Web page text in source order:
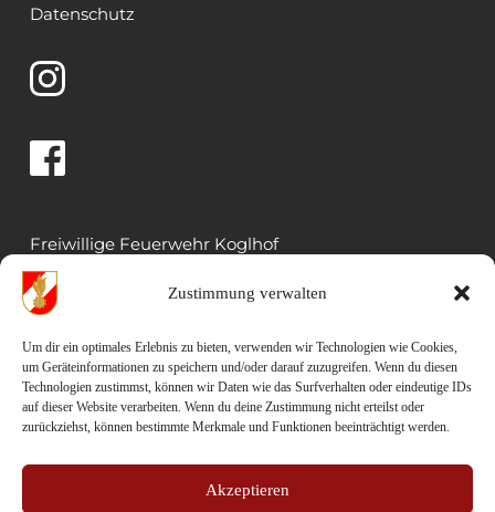
Zustimmung verwalten
Um dir ein optimales Erlebnis zu bieten, verwenden wir Technologien wie Cookies,
um Geräteinformationen zu speichern und/oder darauf zuzugreifen. Wenn du diesen
Technologien zustimmst, können wir Daten wie das Surfverhalten oder eindeutige IDs
auf dieser Website verarbeiten. Wenn du deine Zustimmung nicht erteilst oder
zurückziehst, können bestimmte Merkmale und Funktionen beeinträchtigt werden.
Akzeptieren
Datenschutz
Freiwillige Feuerwehr Koglhof
Koglhof 33
8191 Birkfeld
Rüsthaus: 03174 5022
Mail: kdo.023@bfvwz.at